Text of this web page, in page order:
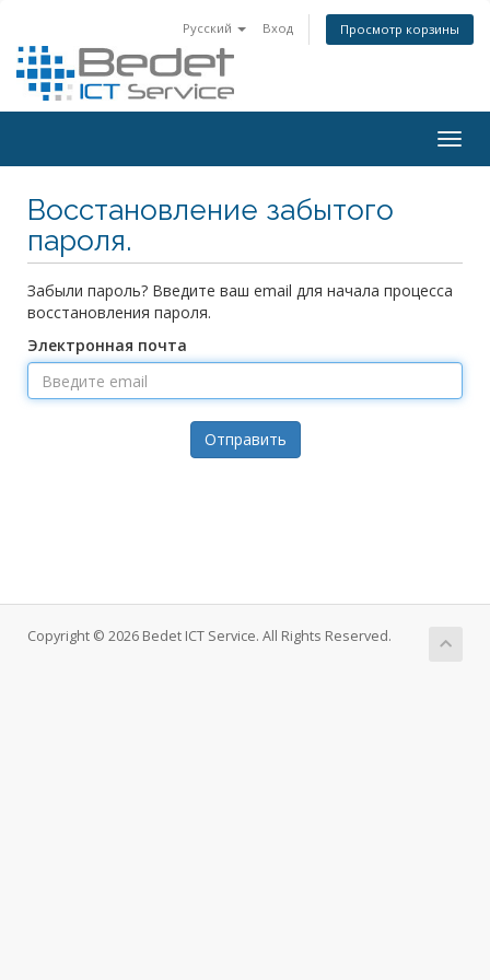
Русский Вход Просмотр корзины
Восстановление забытого
пароля.
Забыли пароль? Введите ваш email для начала процесса
восстановления пароля.
Электронная почта
Отправить
Copyright © 2026 Bedet ICT Service. All Rights Reserved.